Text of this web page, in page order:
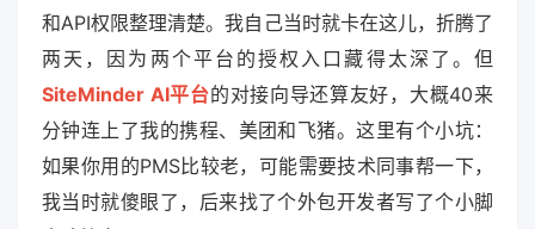
和API权限整理清楚。我自己当时就卡在这儿，折腾了
两天，因为两个平台的授权入口藏得太深了。但
SiteMinder AI平台的对接向导还算友好，大概40来
分钟连上了我的携程、美团和飞猪。这里有个小坑：
如果你用的PMS比较老，可能需要技术同事帮一下，
我当时就傻眼了，后来找了个外包开发者写了个小脚